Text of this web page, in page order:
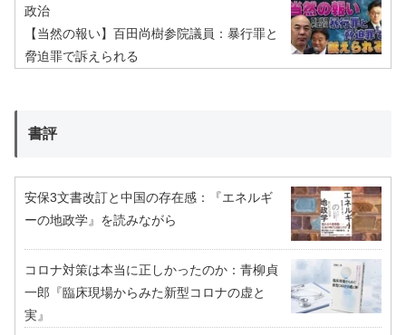
政治
【当然の報い】百田尚樹参院議員：暴行罪と
脅迫罪で訴えられる
書評
安保3文書改訂と中国の存在感：『エネルギ
ーの地政学』を読みながら
コロナ対策は本当に正しかったのか：青柳貞
一郎『臨床現場からみた新型コロナの虚と
実』